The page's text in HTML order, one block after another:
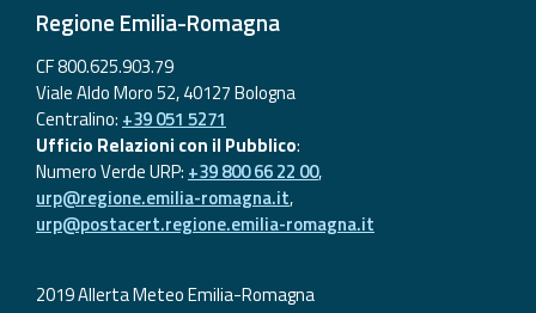
Regione Emilia-Romagna
CF 800.625.903.79
Viale Aldo Moro 52, 40127 Bologna
Centralino: +39 051 5271
Ufficio Relazioni con il Pubblico:
Numero Verde URP: +39 800 66 22 00,
urp@regione.emilia-romagna.it,
urp@postacert.regione.emilia-romagna.it
2019 Allerta Meteo Emilia-Romagna